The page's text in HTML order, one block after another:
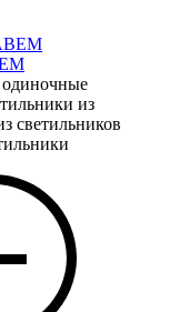
из
светильников